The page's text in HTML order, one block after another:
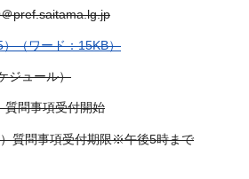
pref.saitama.lg.jp
（ワード：15KB）
ジュール）
質問事項受付開始
質問事項受付期限※午後5時まで